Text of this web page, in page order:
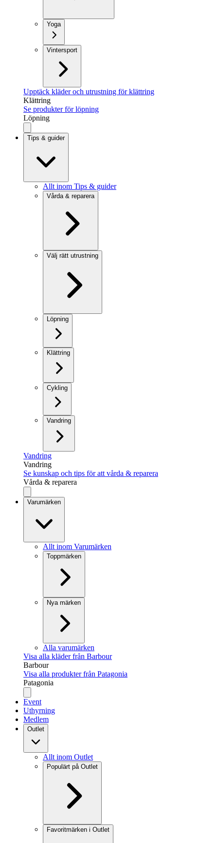
Yoga
Vintersport
Upptäck kläder och utrustning för klättring
Klättring
Se produkter för löpning
Löpning
Tips & guider
Allt inom Tips & guider
Vårda & reparera
Välj rätt utrustning
Löpning
Klättring
Cykling
Vandring
Vandring
Vandring
Se kunskap och tips för att vårda & reparera
Vårda & reparera
Varumärken
Allt inom Varumärken
Toppmärken
Nya märken
Alla varumärken
Visa alla kläder från Barbour
Barbour
Visa alla produkter från Patagonia
Patagonia
Event
Uthyrning
Medlem
Outlet
Allt inom Outlet
Populärt på Outlet
Favoritmärken i Outlet